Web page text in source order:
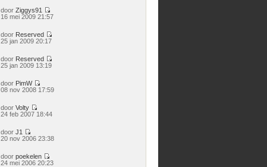
door Ziggys91
Bekijk
16 mei 2009 21:57
door Reserved
25 jan 2009 20:17
door Reserved
25 jan 2009 13:19
door PimW
Bekijk
08 nov 2008 17:59
door Volty
Bekijk
24 feb 2007 18:44
door J1
Bekijk
20 nov 2006 23:38
door poekelen
Bekijk
24 mei 2006 20:23